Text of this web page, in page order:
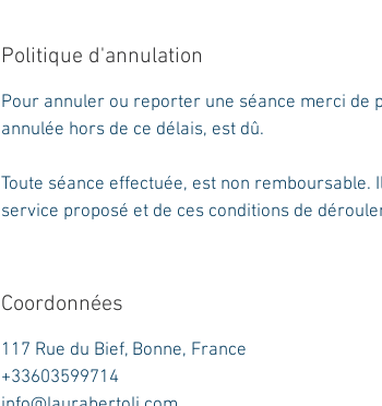
Politique d'annulation
Pour annuler ou reporter une séance merci de
annulée hors de ce délais, est dû.
Toute séance effectuée, est non
service proposé et de ces conditions de
Coordonnées
117 Rue du Bief, Bonne, France
+33603599714